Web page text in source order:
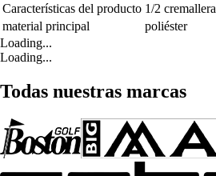
Características del producto 1/2 cremallera
material principal
poliéster
Loading...
Loading...
Todas nuestras marcas